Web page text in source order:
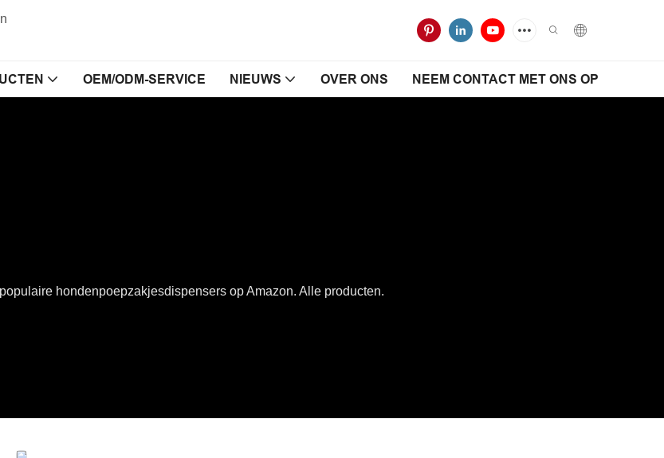
OEM/ODM-SERVICE NIEUWS OVER ONS NEEM CONTACT MET ONS OP
hondenpoepzakjesdispensers op Amazon. Alle producten.